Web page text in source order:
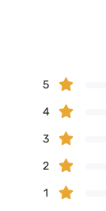
5
4
3
2
1